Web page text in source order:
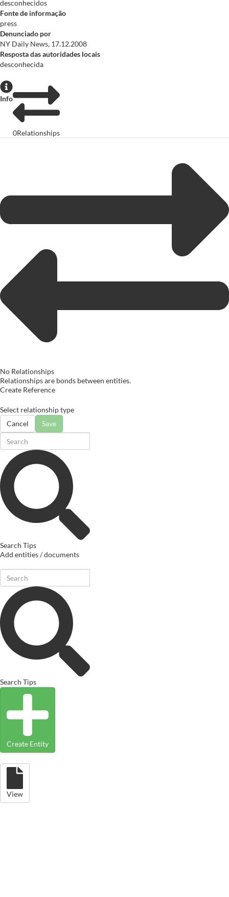
desconhecidos
Fonte de informação
press
Denunciado por
NY Daily News, 17.12.2008
Resposta das autoridades locais
desconhecida
Info
0Relationships
No Relationships
Relationships are bonds between entities.
Create Reference
Select relationship type
Cancel
Save
Search Tips
Add entities / documents
Search Tips
Create Entity
View